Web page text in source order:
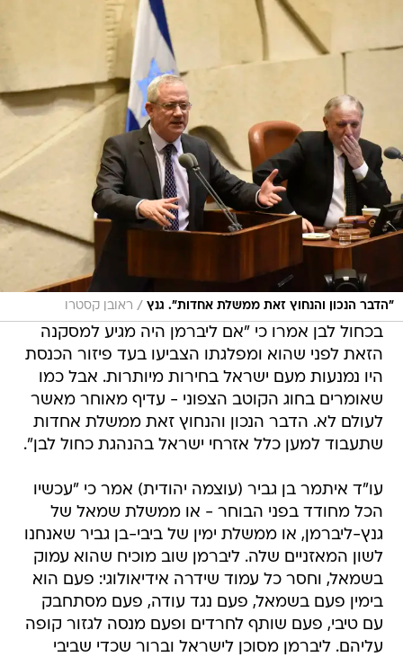
"הדבר הנכון והנחוץ זאת ממשלת אחדות". גנץ / ראובן קסטרו
בכחול לבן אמרו כי "אם ליברמן היה מגיע למסקנה
הזאת לפני שהוא ומפלגתו הצביעו בעד פיזור הכנסת
היו נמנעות מעם ישראל בחירות מיותרות. אבל כמו
שאומרים בחוג הקוטב הצפוני - עדיף מאוחר מאשר
לעולם לא. הדבר הנכון והנחוץ זאת ממשלת אחדות
שתעבוד למען כלל אזרחי ישראל בהנהגת כחול לבן".
עו"ד איתמר בן גביר (עוצמה יהודית) אמר כי "עכשיו
הכל מחודד בפני הבוחר - או ממשלת שמאל של
גנץ-ליברמן, או ממשלת ימין של ביבי-בן גביר שאנחנו
לשון המאזניים שלה. ליברמן שוב מוכיח שהוא עמוק
בשמאל, וחסר כל עמוד שידרה אידיאולוגי: פעם הוא
בימין פעם בשמאל, פעם נגד עודה, פעם מסתחבק
עם טיבי, פעם שותף לחרדים ופעם מנסה לגזור קופה
עליהם. ליברמן מסוכן לישראל וברור שכדי שביבי